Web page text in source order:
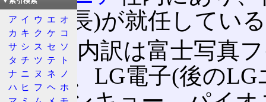
ア副社長)が就任してい
12社の内訳は富士写真
ウッド、LG電子(後の
ア イ ウ エ オ
カ キ ク ケ コ
サ シ ス セ ソ
タ チ ツ テ
ト
ナ ニ ヌ ネ
ノ
ハ ヒ フ ヘ ホ